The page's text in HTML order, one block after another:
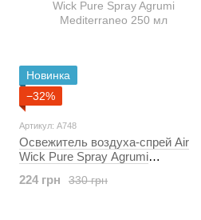
Новинка
−32%
Артикул: A748
Освежитель воздуха-спрей Air
Wick Pure Spray Agrumi
330 грн
224 грн